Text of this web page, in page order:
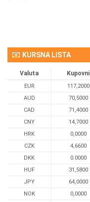
KURSNA LISTA
Valuta Kupovni
EUR 117,2000
AUD
70,5000
CAD
71,4000
CNY
14,7000
HRK
0,0000
CZK
4,6600
DKK
0.0000
HUF
31,5800
JPY
64,0000
NOK
0,0000